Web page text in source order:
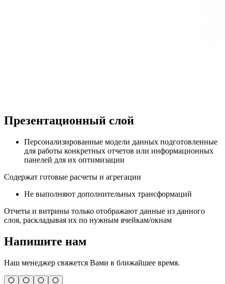
Презентационный слой
Персонализированные модели данных подготовленные
для работы конкретных отчетов или информационных
панелей для их оптимизации
Содержат готовые расчеты и агрегации
Не выполняют дополнительных трансформаций
Отчеты и витрины только отображают данные из данного
слоя, раскладывая их по нужным ячейкам/окнам
Напишите нам
Наш менеджер свяжется Вами в ближайшее время.